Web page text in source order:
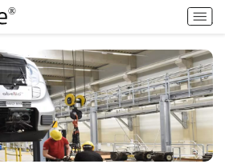
H
a
u
p
t
m
e
n
ü